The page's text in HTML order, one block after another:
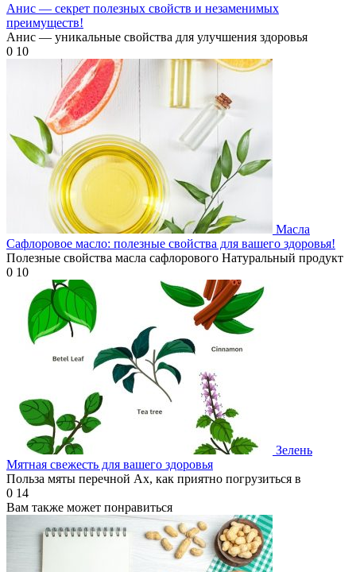
Анис — секрет полезных свойств и незаменимых
преимуществ!
Анис — уникальные свойства для улучшения здоровья
0 10
Масла
Сафлоровое масло: полезные свойства для вашего здоровья!
Полезные свойства масла сафлорового Натуральный продукт
0 10
Зелень
Мятная свежесть для вашего здоровья
Польза мяты перечной Ах, как приятно погрузиться в
0 14
Вам также может понравиться